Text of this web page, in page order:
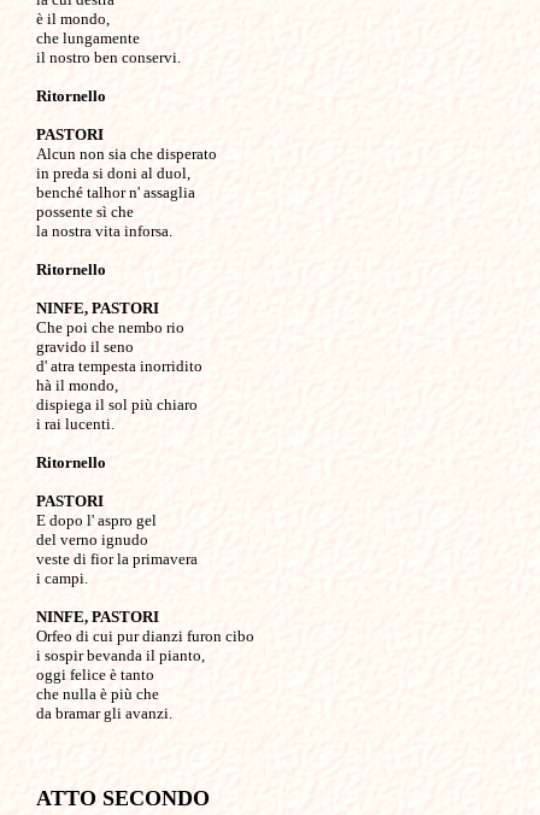
è il mondo,
che lungamente
il nostro ben conservi.
Ritornello
PASTORI
Alcun non sia che disperato
in preda si doni al duol,
benché talhor n' assaglia
possente sì che
la nostra vita inforsa.
Ritornello
NINFE, PASTORI
Che poi che nembo rio
gravido il seno
d' atra tempesta inorridito
hà il mondo,
dispiega il sol più chiaro
i rai lucenti.
Ritornello
PASTORI
E dopo l' aspro gel
del verno ignudo
veste di fior la primavera
i campi.
NINFE, PASTORI
Orfeo di cui pur dianzi furon cibo
i sospir bevanda il pianto,
oggi felice è tanto
che nulla è più che
ATTO SECONDO